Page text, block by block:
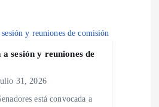
sesión y reuniones de
31, 2026
está convocada a